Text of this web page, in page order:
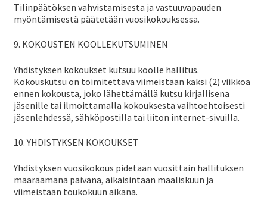
Tilinpäätöksen vahvistamisesta ja vastuuvapauden
myöntämisestä päätetään vuosikokouksessa.
9. KOKOUSTEN KOOLLEKUTSUMINEN
Yhdistyksen kokoukset kutsuu koolle hallitus.
Kokouskutsu on toimitettava viimeistään kaksi (2) viikkoa
ennen kokousta, joko lähettämällä kutsu kirjallisena
jäsenille tai ilmoittamalla kokouksesta vaihtoehtoisesti
jäsenlehdessä, sähköpostilla tai liiton internet-sivuilla.
10. YHDISTYKSEN KOKOUKSET
Yhdistyksen vuosikokous pidetään vuosittain hallituksen
määräämänä päivänä, aikaisintaan maaliskuun ja
viimeistään toukokuun aikana.